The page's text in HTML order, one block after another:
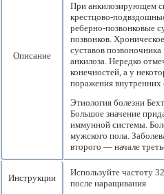
Описание
При анкилозирующем
крестцово-
реберно-позвонковые
позвонков.
суставов
анкилоза. Нередко
конечностей, а у
поражения внутренних
Этиология болезни
Большое значение
иммунной системы.
мужского пола.
второго — начале
Инструкции
Используйте частоту
после наращивания